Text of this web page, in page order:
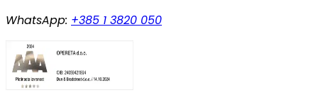
WhatsApp: +385 1 3820 050